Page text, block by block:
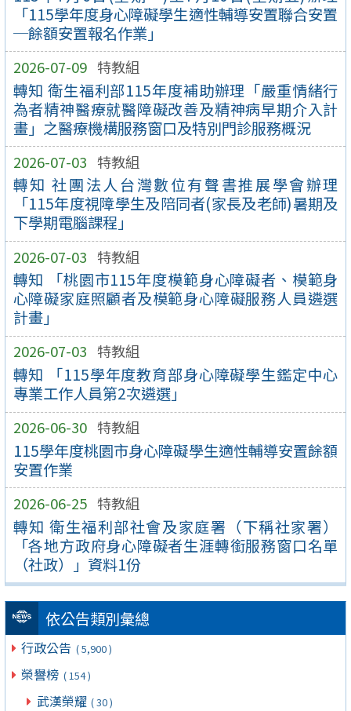
「115學年度身心障礙學生適性輔導安置聯合安置
─餘額安置報名作業」
2026-07-09 特教組
轉知 衛生福利部115年度補助辦理「嚴重情緒行
為者精神醫療就醫障礙改善及精神病早期介入計
畫」之醫療機構服務窗口及特別門診服務概況
2026-07-03 特教組
轉知 社團法人台灣數位有聲書推展學會辦理
「115年度視障學生及陪同者(家長及老師)暑期及
下學期電腦課程」
2026-07-03 特教組
轉知 「桃園市115年度模範身心障礙者、模範身
心障礙家庭照顧者及模範身心障礙服務人員遴選
計畫」
2026-07-03 特教組
轉知 「115學年度教育部身心障礙學生鑑定中心
專業工作人員第2次遴選」
2026-06-30 特教組
115學年度桃園市身心障礙學生適性輔導安置餘額
安置作業
2026-06-25 特教組
轉知 衛生福利部社會及家庭署（下稱社家署）
「各地方政府身心障礙者生涯轉銜服務窗口名單
（社政）」資料1份
依公告類別彙總
行政公告 ( 5,900 )
榮譽榜 ( 154 )
武漢榮耀 ( 30 )